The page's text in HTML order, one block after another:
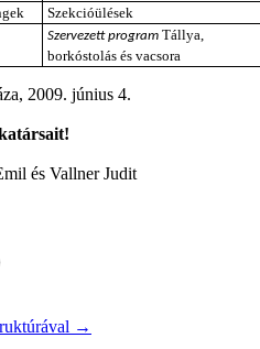
Szekcióülések
Szervezett program Tállya,
borkóstolás és vacsora
2009. június 4.
és Vallner Judit
→